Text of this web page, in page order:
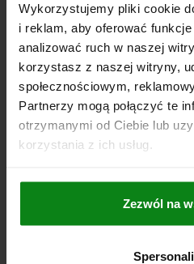
Wykorzystujemy pliki cookie
i reklam, aby oferować
analizować ruch w naszej
korzystasz z naszej witryny,
społecznościowym,
Partnerzy mogą połączyć te
otrzymanymi od Ciebie lub
korzystania z ich usług.
Zezwól na
GWINT=M10 DŁUGOŚĆ=19 D1=6
SIŁA SPRĘŻYNY POCZĄTEK F1 OK.
SIŁA SPRĘŻYNY KONIEC F2 OK.
Nr zamówienia:03000-210
5,82 PLN
plus koszty wysyłki